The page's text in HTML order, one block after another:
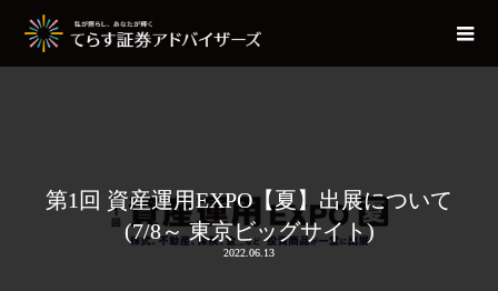
第1回 資産運用EXPO【夏】出展について
(7/8～ 東京ビッグサイト)
2022.06.13